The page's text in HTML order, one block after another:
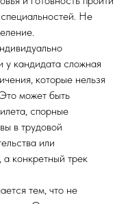
Не
кандидата сложная
которые нельзя
может быть
спорные
в трудовой
или
конкретный трек
тем, что не